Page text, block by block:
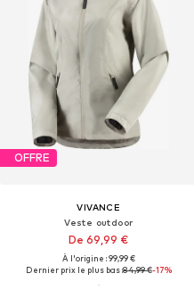
OFFRE
VIVANCE
Veste outdoor
De 69,99 €
À l'origine : 99,99 €
Dernier prix le plus bas :84,99 €-17%